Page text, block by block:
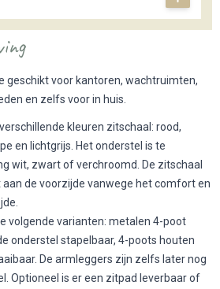
geschikt voor kantoren, wachtruimten,
en zelfs voor in huis.
kleuren zitschaal: rood,
en lichtgrijs. Het onderstel is te
wit, zwart of verchroomd. De zitschaal
de voorzijde vanwege het comfort en
volgende varianten: metalen 4-poot
onderstel stapelbaar, 4-poots houten
De armleggers zijn zelfs later nog
Optioneel is er een zitpad leverbaar of